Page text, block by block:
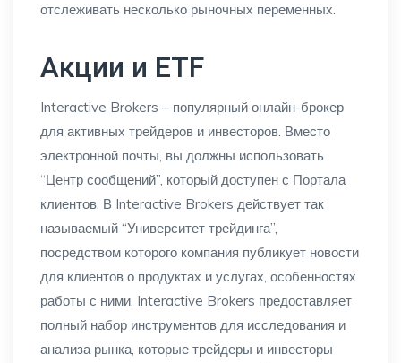
отслеживать несколько рыночных переменных.
Акции и ETF
Interactive Brokers – популярный онлайн-брокер
для активных трейдеров и инвесторов. Вместо
электронной почты, вы должны использовать
“Центр сообщений”, который доступен с Портала
клиентов. В Interactive Brokers действует так
называемый “Университет трейдинга”,
посредством которого компания публикует новости
для клиентов о продуктах и услугах, особенностях
работы с ними. Interactive Brokers предоставляет
полный набор инструментов для исследования и
анализа рынка, которые трейдеры и инвесторы